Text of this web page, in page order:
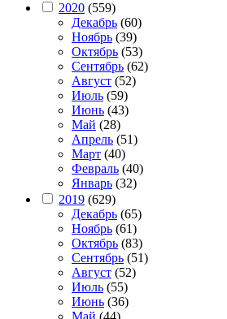
2020 (559)
Декабрь (60)
Ноябрь (39)
Октябрь (53)
Сентябрь (62)
Август (52)
Июль (59)
Июнь (43)
Май (28)
Апрель (51)
Март (40)
Февраль (40)
Январь (32)
2019 (629)
Декабрь (65)
Ноябрь (61)
Октябрь (83)
Сентябрь (51)
Август (52)
Июль (55)
Июнь (36)